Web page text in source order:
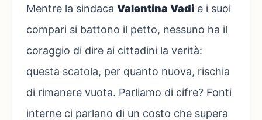
Mentre la sindaca Valentina Vadi e i suoi
compari si battono il petto, nessuno ha il
coraggio di dire ai cittadini la verità:
questa scatola, per quanto nuova, rischia
di rimanere vuota. Parliamo di cifre? Fonti
interne ci parlano di un costo che supera